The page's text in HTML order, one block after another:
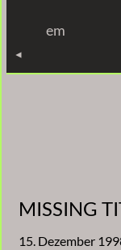
springen
em
MISSING
15. Dezember